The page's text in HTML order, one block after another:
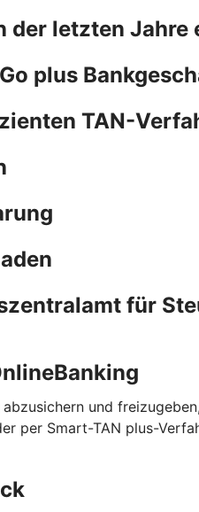
der letzten Jahre
plus
TAN-
für
und
per Smart-TAN plus-